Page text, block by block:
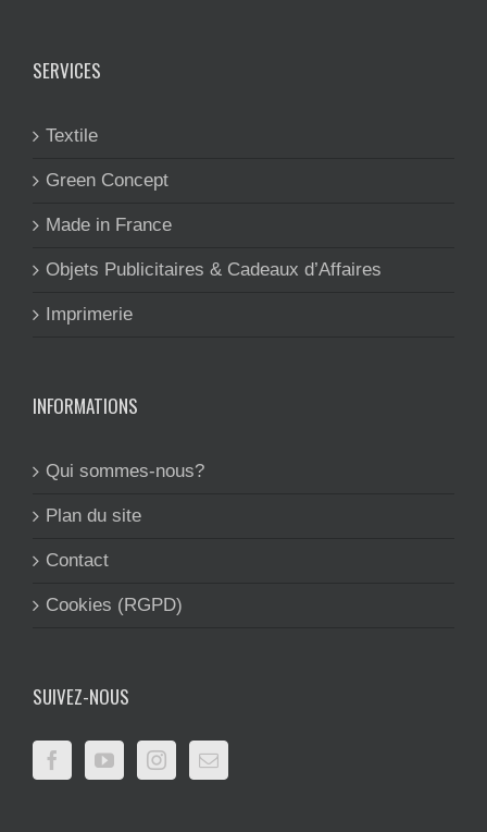
SERVICES
Textile
Green Concept
Made in France
Objets Publicitaires & Cadeaux d’Affaires
Imprimerie
INFORMATIONS
Qui sommes-nous?
Plan du site
Contact
Cookies (RGPD)
SUIVEZ-NOUS